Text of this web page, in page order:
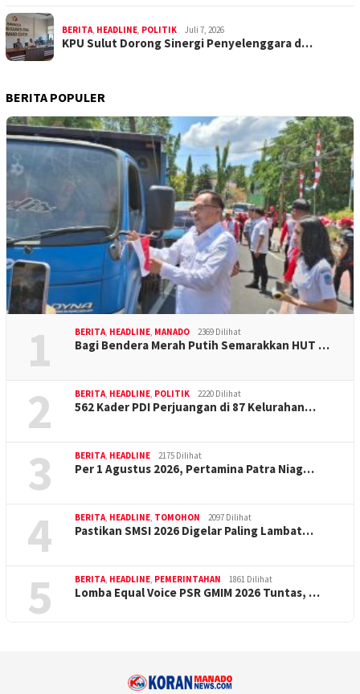
BERITA, HEADLINE, POLITIK Juli 7, 2026
KPU Sulut Dorong Sinergi Penyelenggara d…
BERITA POPULER
1 BERITA, HEADLINE, MANADO 2369 Dilihat
Bagi Bendera Merah Putih Semarakkan HUT …
2 BERITA, HEADLINE, POLITIK 2220 Dilihat
562 Kader PDI Perjuangan di 87 Kelurahan…
3 BERITA, HEADLINE 2175 Dilihat
Per 1 Agustus 2026, Pertamina Patra Niag…
4 BERITA, HEADLINE, TOMOHON 2097 Dilihat
Pastikan SMSI 2026 Digelar Paling Lambat…
5 BERITA, HEADLINE, PEMERINTAHAN 1861 Dilihat
Lomba Equal Voice PSR GMIM 2026 Tuntas, …